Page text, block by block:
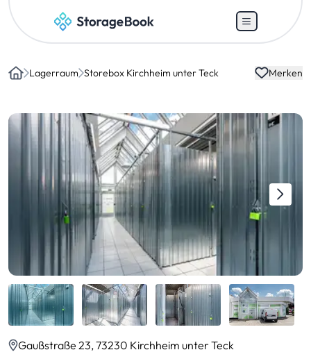
Lagerraum Storebox Kirchheim unter Teck Merken
Gaußstraße 23, 73230 Kirchheim unter Teck